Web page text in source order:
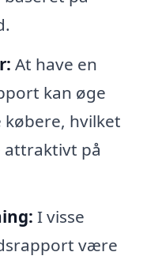
At have en
kan øge
hvilket
attraktivt på
I visse
være